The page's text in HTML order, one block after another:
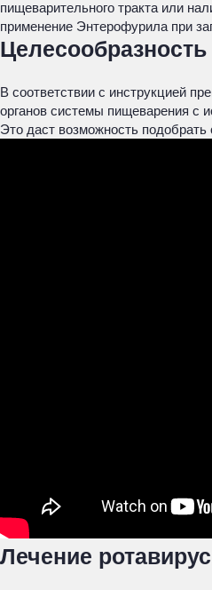
пищеварительного тракта или
применение Энтерофурила при
В соответствии с инструкцией
органов системы пищеварения с
Это даст возможность подобрать
Лечение